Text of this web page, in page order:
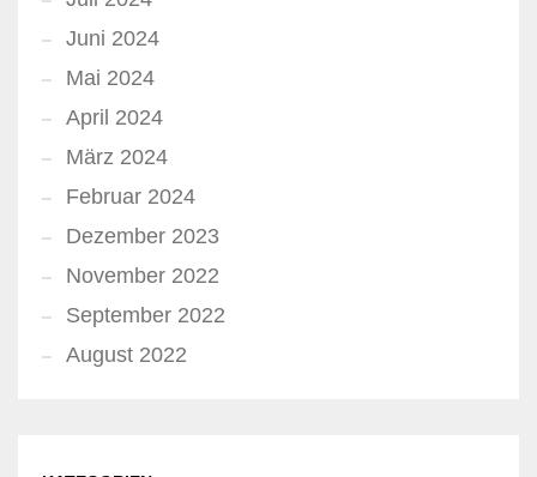
Juni 2024
Mai 2024
April 2024
März 2024
Februar 2024
Dezember 2023
November 2022
September 2022
August 2022